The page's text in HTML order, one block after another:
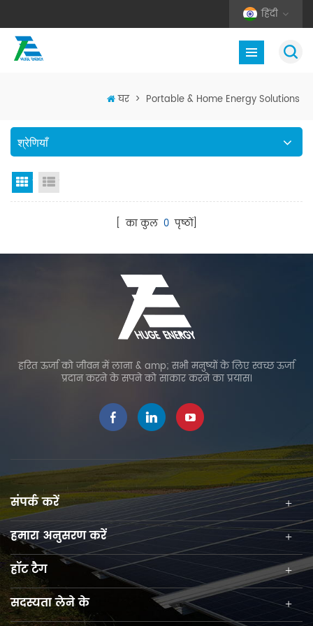
हिंदी
घर > Portable & Home Energy Solutions
श्रेणियाँ
जाली देखना
[ का कुल 0 पृष्ठों]
हरित ऊर्जा को जीवन में लाना & amp; सभी मनुष्यों के लिए स्वच्छ ऊर्जा
प्रदान करने के सपने को साकार करने का प्रयास।
संपर्क करें
हमारा अनुसरण करें
हॉट टैग
सदस्यता लेने के